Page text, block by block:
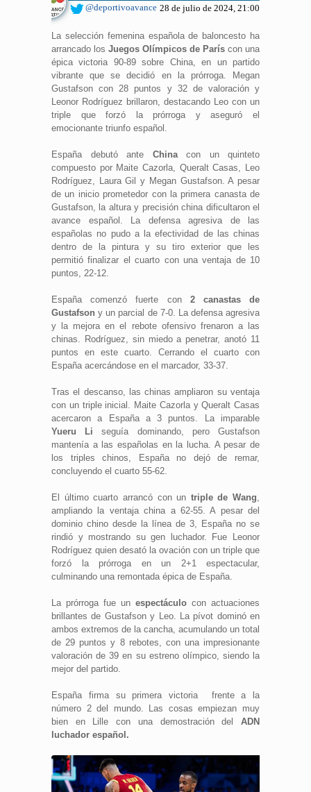
@deportivoavance 28 de julio de 2024, 21:00
La selección femenina española de baloncesto ha
arrancado los Juegos Olímpicos de París con una
épica victoria 90-89 sobre China, en un partido
vibrante que se decidió en la prórroga. Megan
Gustafson con 28 puntos y 32 de valoración y
Leonor Rodríguez brillaron, destacando Leo con un
triple que forzó la prórroga y aseguró el
emocionante triunfo español.
España debutó ante Chinacon un quinteto
compuesto por Maite Cazorla, Queralt Casas, Leo
Rodríguez, Laura Gil y Megan Gustafson. A pesar
de un inicio prometedor con la primera canasta de
Gustafson, la altura y precisión china dificultaron el
avance español. La defensa agresiva de las
españolas no pudo a la efectividad de las chinas
dentro de la pintura y su tiro exterior que les
permitió finalizar el cuarto con una ventaja de 10
puntos, 22-12.
España comenzó fuerte con 2 canastas de
Gustafson y un parcial de 7-0. La defensa agresiva
y la mejora en el rebote ofensivo frenaron a las
chinas. Rodríguez, sin miedo a penetrar, anotó 11
puntos en este cuarto. Cerrando el cuarto con
España acercándose en el marcador, 33-37.
Tras el descanso, las chinas ampliaron su ventaja
con un triple inicial. Maite Cazorla y Queralt Casas
acercaron a España a 3 puntos. La imparable
Yueru Li seguía dominando, pero Gustafson
mantenía a las españolas en la lucha. A pesar de
los triples chinos, España no dejó de remar,
concluyendo el cuarto 55-62.
El último cuarto arrancó con un triple de Wang,
ampliando la ventaja china a 62-55. A pesar del
dominio chino desde la línea de 3, España no se
rindió y mostrando su gen luchador. Fue Leonor
Rodríguez quien desató la ovación con un triple que
forzó la prórroga en un 2+1 espectacular,
culminando una remontada épica de España.
La prórroga fue un espectáculo con actuaciones
brillantes de Gustafson y Leo. La pívot dominó en
ambos extremos de la cancha, acumulando un total
de 29 puntos y 8 rebotes, con una impresionante
valoración de 39 en su estreno olímpico, siendo la
mejor del partido.
España firma su primera victoria frente a la
número 2 del mundo. Las cosas empiezan muy
bien en Lille con una demostración del ADN
luchador español.